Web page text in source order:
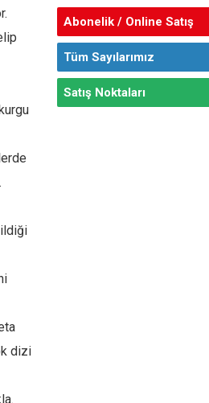
dizi
Abonelik / Online Satış
Tüm Sayılarımız
Satış Noktaları